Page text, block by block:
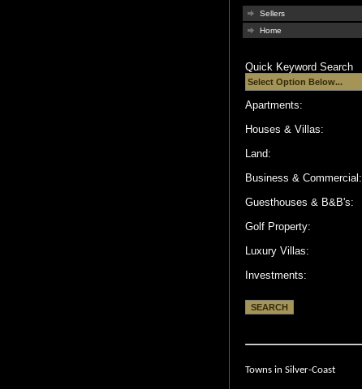
Sellers
Home
Quick Keyword Search
Apartments:
Houses & Villas:
Land:
Business & Commercial:
Guesthouses & B&B's:
Golf Property:
Luxury Villas:
Investments:
Towns in Silver-Coast